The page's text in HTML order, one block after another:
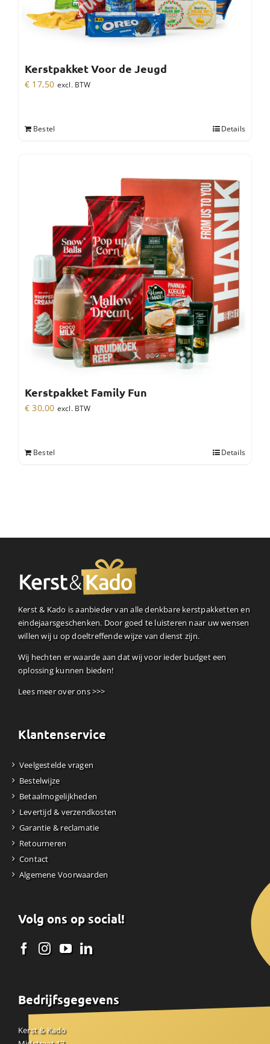
Kerstpakket Voor de Jeugd
€ 17,50 excl. BTW
Bestel Details
Kerstpakket Family Fun
€ 30,00 excl. BTW
Bestel Details
Kerst & Kado is aanbieder van alle denkbare kerstpakketten en
eindejaarsgeschenken. Door goed te luisteren naar uw wensen
willen wij u op doeltreffende wijze van dienst zijn.
Wij hechten er waarde aan dat wij voor ieder budget een
oplossing kunnen bieden!
Lees meer over ons >>>
Klantenservice
Veelgestelde vragen
Bestelwijze
Betaalmogelijkheden
Levertijd & verzendkosten
Garantie & reclamatie
Retourneren
Contact
Algemene Voorwaarden
Volg ons op social!
Bedrijfsgegevens
Kerst & Kado